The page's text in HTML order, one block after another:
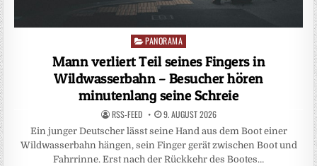
Posted
in
PANORAMA
Mann verliert Teil seines Fingers in
Wildwasserbahn – Besucher hören
minutenlang seine Schreie
RSS-FEED 9. AUGUST 2026
Ein junger Deutscher lässt seine Hand aus dem Boot einer
Wildwasserbahn hängen, sein Finger gerät zwischen Boot und
Fahrrinne. Erst nach der Rückkehr des Bootes…